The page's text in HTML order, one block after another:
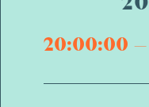
20:00:00 —